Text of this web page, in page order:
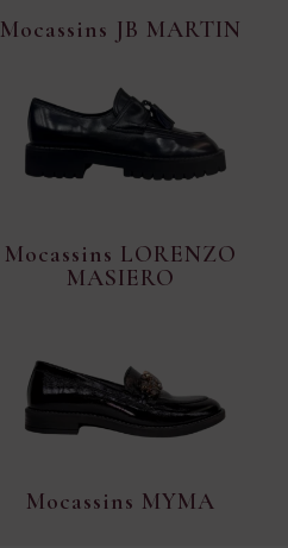
Mocassins JB MARTIN
Mocassins LORENZO
MASIERO
Mocassins MYMA